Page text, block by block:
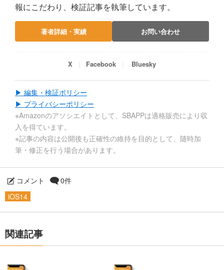
報にこだわり、検証記事を執筆しています。
著者詳細・実績 お問い合わせ
X Facebook Bluesky
▶ 編集・検証ポリシー
▶ プライバシーポリシー
※Amazonのアソシエイトとして、SBAPPは適格販売により収
入を得ています。
※記事の内容は公開後も正確性の維持を目的として、随時加
筆・修正を行う場合があります。
コメント
0件
iOS14
関連記事